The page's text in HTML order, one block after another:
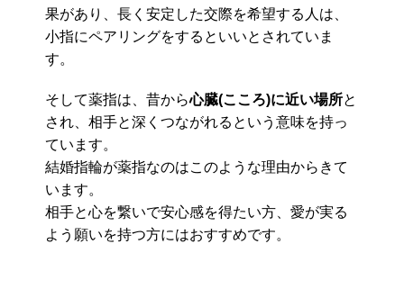
果があり、長く安定した交際を希望する人は、
小指にペアリングをするといいとされていま
す。
そして薬指は、昔から心臓(こころ)に近い場所と
され、相手と深くつながれるという意味を持っ
ています。
結婚指輪が薬指なのはこのような理由からきて
います。
相手と心を繋いで安心感を得たい方、愛が実る
よう願いを持つ方にはおすすめです。